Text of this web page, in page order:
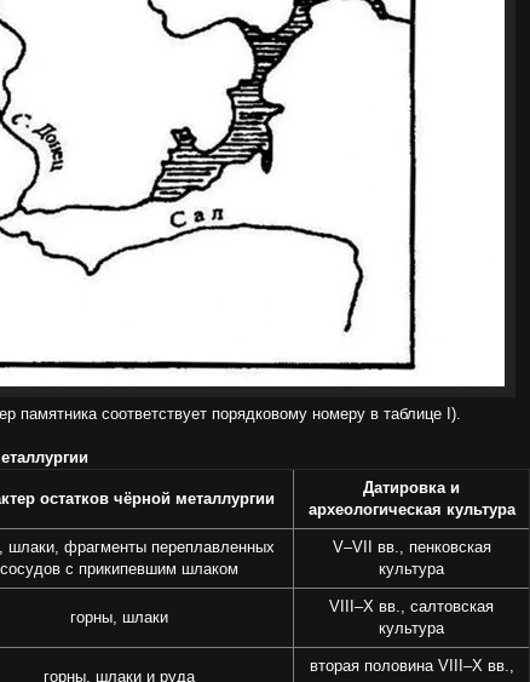
памятника соответствует порядковому номеру в таблице I).
остатков чёрной металлургии
Датировка и
археологическая культура
шлаки, фрагменты переплавленных
сосудов с прикипевшим шлаком
V–VII вв., пенковская
культура
горны, шлаки
VIII–X вв., салтовская
культура
горны, шлаки и руда
вторая половина VIII–X вв.,